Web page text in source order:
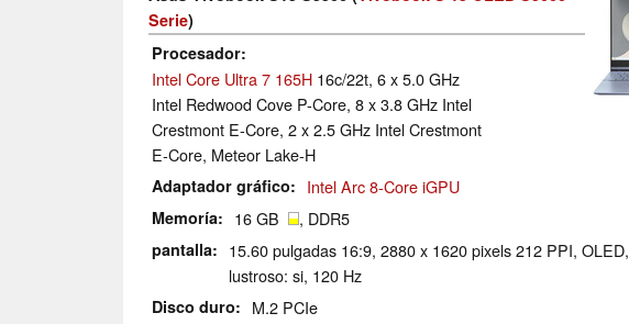
Serie)
Procesador
Intel Core Ultra 7 165H 16c/22t, 6 x 5.0 GHz
Intel Redwood Cove P-Core, 8 x 3.8 GHz Intel
Crestmont E-Core, 2 x 2.5 GHz Intel Crestmont
E-Core, Meteor Lake-H
Adaptador gráfico Intel Arc 8-Core iGPU
Memoría 16 GB , DDR5
pantalla
15.60 pulgadas 16:9, 2880 x 1620 pixels 212 PPI, OLED,
lustroso: si, 120 Hz
Disco duro M.2 PCIe